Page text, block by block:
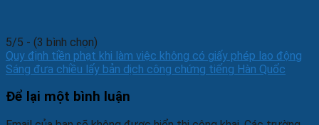
5/5 - (3 bình chọn)
Quy định tiền phạt khi làm việc không có giấy phép lao động
Sáng đưa chiều lấy bản dịch công chứng tiếng Hàn Quốc
Để lại một bình luận